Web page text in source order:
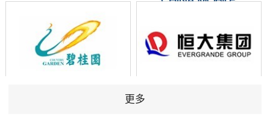
更多